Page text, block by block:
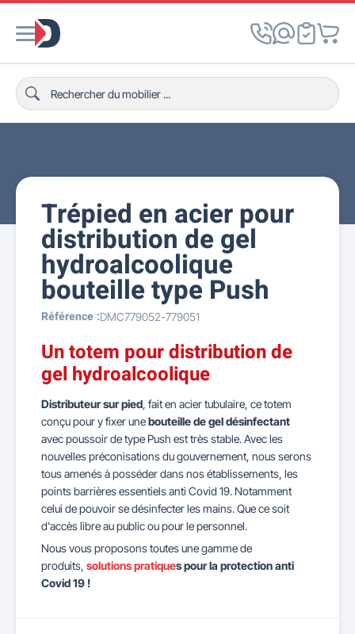
Trépied en acier pour
distribution de gel
hydroalcoolique
bouteille type Push
Référence :DMC779052-779051
Un totem pour distribution de
gel hydroalcoolique
Distributeur sur pied, fait en acier tubulaire, ce totem
conçu pour y fixer unebouteille de gel désinfectant
avec poussoir de type Push est très stable. Avec les
nouvelles préconisations du gouvernement, nous serons
tous amenés à posséder dans nos établissements, les
points barrières essentiels anti Covid 19. Notamment
celui de pouvoir se désinfecter les mains. Que ce soit
d'accès libre au public ou pour le personnel.
Nous vous proposons toutes une gamme de
produits, solutions pratiques pour la protection anti
Covid 19 !